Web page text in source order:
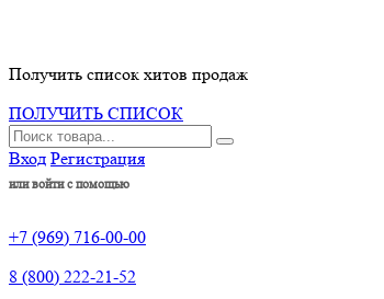
Получить список хитов продаж
ПОЛУЧИТЬ СПИСОК
Вход Регистрация
или войти с помощью
+7 (969) 716-00-00
8 (800) 222-21-52